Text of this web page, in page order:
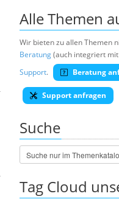
Alle Themen
Wir bieten zu allen Themen
Beratung(auch integriert
Support. Beratung
Support anfragen
Suche
Tag Cloud